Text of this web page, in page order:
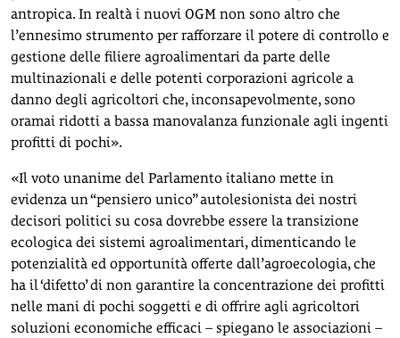
antropica. In realtà i nuovi OGM non sono altro che
l’ennesimo strumento per rafforzare il potere di controllo e
gestione delle filiere agroalimentari da parte delle
multinazionali e delle potenti corporazioni agricole a
danno degli agricoltori che, inconsapevolmente, sono
oramai ridotti a bassa manovalanza funzionale agli ingenti
profitti di pochi».
«Il voto unanime del Parlamento italiano mette in
evidenza un “pensiero unico” autolesionista dei nostri
decisori politici su cosa dovrebbe essere la transizione
ecologica dei sistemi agroalimentari, dimenticando le
potenzialità ed opportunità offerte dall’agroecologia, che
ha il ‘difetto’ di non garantire la concentrazione dei profitti
nelle mani di pochi soggetti e di offrire agli agricoltori
soluzioni economiche efficaci – spiegano le associazioni –